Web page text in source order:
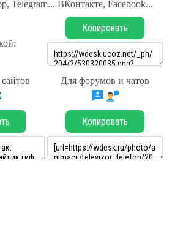
Telegram... ВКонтакте, Facebook...
Копировать
Для форумов и чатов
Копировать